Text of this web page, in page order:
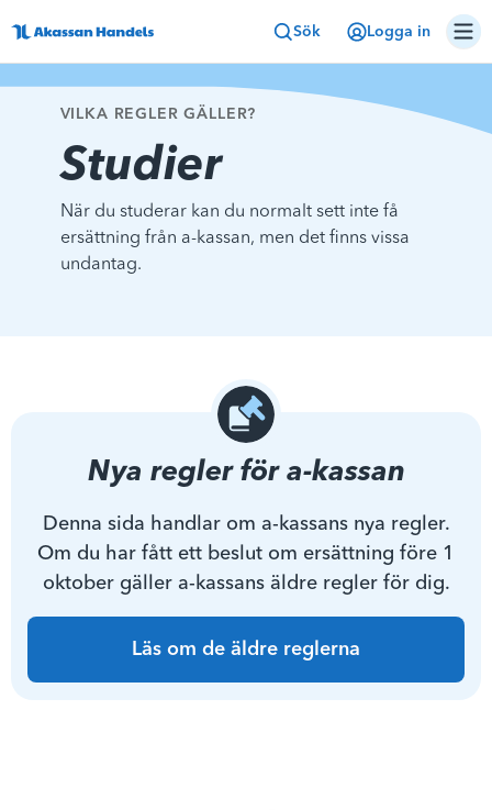
Sök Logga in
VILKA REGLER GÄLLER?
Studier
När du studerar kan du normalt sett inte få
ersättning från a-kassan, men det finns vissa
undantag.
Nya regler för a-kassan
Denna sida handlar om a-kassans nya regler.
Om du har fått ett beslut om ersättning före 1
oktober gäller a-kassans äldre regler för dig.
Läs om de äldre reglerna